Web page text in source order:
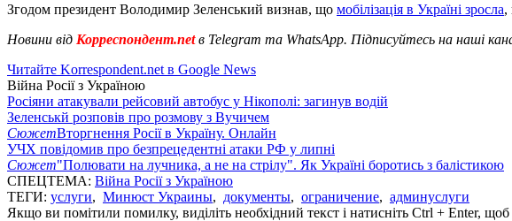
Згодом президент Володимир Зеленський визнав, що мобілізація в Україні зросла,
Новини від Корреспондент.netв Telegram та WhatsApp. Підписуйтесь на наші
Читайте Korrespondent.net в Google News
Війна Росії з Україною
Росіяни атакували рейсовий автобус у Нікополі: загинув водій
Зеленськй розповів про розмову з Вучичем
СюжетВторгнення Росії в Україну. Онлайн
УЧХ повідомив про безпрецедентні атаки РФ у липні
Сюжет"Полювати на лучника, а не на стрілу". Як Україні боротись з балістикою
СПЕЦТЕМА: Війна Росії з Україною
ТЕГИ: услуги, Минюст Украины, документы, ограничение, админуслуги
Якщо ви помітили помилку, виділіть необхідний текст і натисніть Ctrl + Enter,